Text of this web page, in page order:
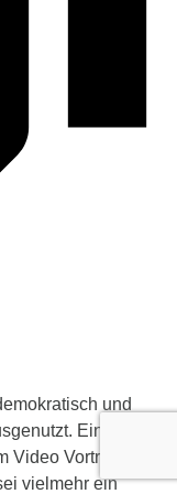
und
Ein EU
Video Vortrag: Das
vielmehr ein